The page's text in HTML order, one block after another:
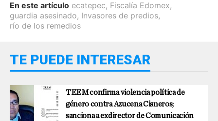
En este artículo ecatepec, Fiscalía Edomex,
guardia asesinado, Invasores de predios,
río de los remedios
TE PUEDE INTERESAR
TEEM confirma violencia política de
género contra Azucena Cisneros;
sanciona a exdirector de Comunicación